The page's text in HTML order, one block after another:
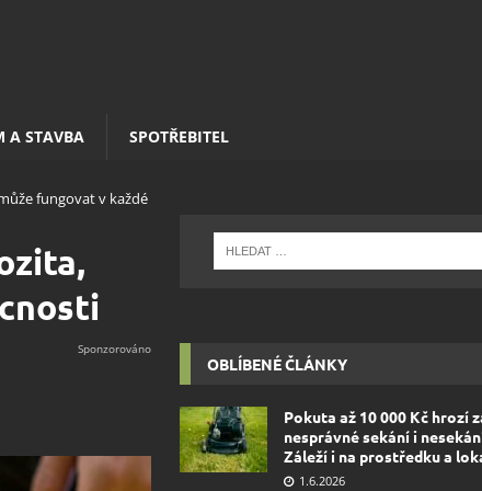
A STAVBA SPOTŘEBITEL
fungovat v každé
OBLÍBENÉ ČLÁNKY
Pokuta až 10 000 Kč hrozí
nesprávné sekání i
Záleží i na prostředku a
1.6.2026